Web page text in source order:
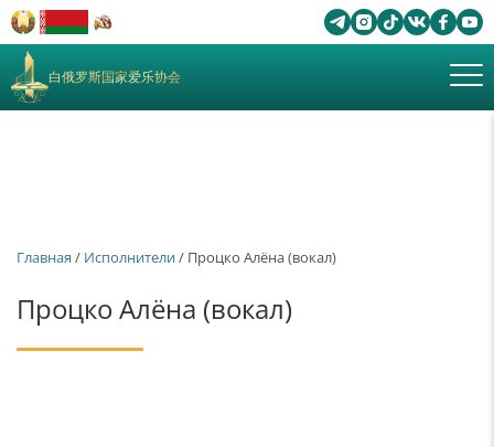
白俄罗斯国家爱乐协会
Главная / Исполнители/ Процко Алёна (вокал)
Процко Алёна (вокал)